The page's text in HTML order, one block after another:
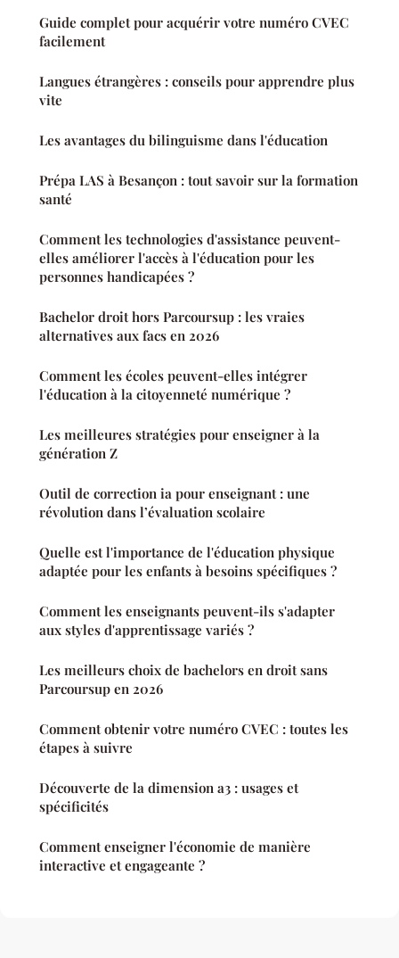
Guide complet pour acquérir votre numéro CVEC
facilement
Langues étrangères : conseils pour apprendre plus
vite
Les avantages du bilinguisme dans l'éducation
Prépa LAS à Besançon : tout savoir sur la formation
santé
Comment les technologies d'assistance peuvent-
elles améliorer l'accès à l'éducation pour les
personnes handicapées ?
Bachelor droit hors Parcoursup : les vraies
alternatives aux facs en 2026
Comment les écoles peuvent-elles intégrer
l'éducation à la citoyenneté numérique ?
Les meilleures stratégies pour enseigner à la
génération Z
Outil de correction ia pour enseignant : une
révolution dans l’évaluation scolaire
Quelle est l'importance de l'éducation physique
adaptée pour les enfants à besoins spécifiques ?
Comment les enseignants peuvent-ils s'adapter
aux styles d'apprentissage variés ?
Les meilleurs choix de bachelors en droit sans
Parcoursup en 2026
Comment obtenir votre numéro CVEC : toutes les
étapes à suivre
Découverte de la dimension a3 : usages et
spécificités
Comment enseigner l'économie de manière
interactive et engageante ?